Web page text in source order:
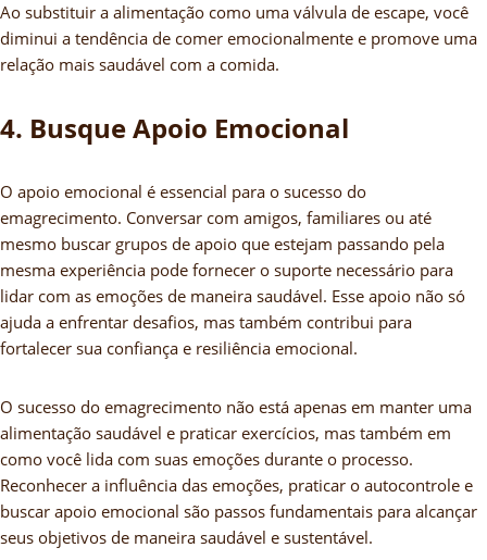
Ao substituir a alimentação como uma válvula de escape, você
diminui a tendência de comer emocionalmente e promove uma
relação mais saudável com a comida.
4. Busque Apoio Emocional
O apoio emocional é essencial para o sucesso do
emagrecimento. Conversar com amigos, familiares ou até
mesmo buscar grupos de apoio que estejam passando pela
mesma experiência pode fornecer o suporte necessário para
lidar com as emoções de maneira saudável. Esse apoio não só
ajuda a enfrentar desafios, mas também contribui para
fortalecer sua confiança e resiliência emocional.
O sucesso do emagrecimento não está apenas em manter uma
alimentação saudável e praticar exercícios, mas também em
como você lida com suas emoções durante o processo.
Reconhecer a influência das emoções, praticar o autocontrole e
buscar apoio emocional são passos fundamentais para alcançar
seus objetivos de maneira saudável e sustentável.